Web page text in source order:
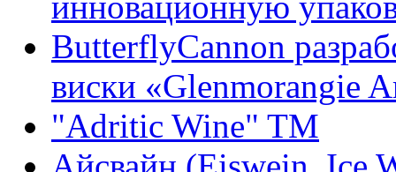
ButterflyCannon
виски «Glenmorangie
"Adritic Wine" TM